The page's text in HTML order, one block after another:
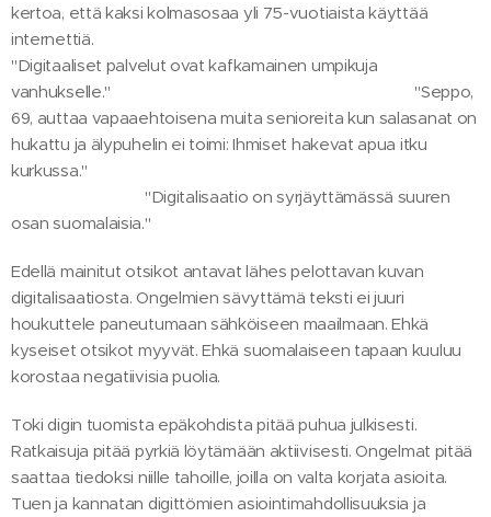
kertoa, että kaksi kolmasosaa yli 75-vuotiaista käyttää
internettiä.
"Digitaaliset palvelut ovat kafkamainen umpikuja
vanhukselle." "Seppo,
69, auttaa vapaaehtoisena muita senioreita kun salasanat on
hukattu ja älypuhelin ei toimi: Ihmiset hakevat apua itku
kurkussa."
"Digitalisaatio on syrjäyttämässä suuren
osan suomalaisia."
Edellä mainitut otsikot antavat lähes pelottavan kuvan
digitalisaatiosta. Ongelmien sävyttämä teksti ei juuri
houkuttele paneutumaan sähköiseen maailmaan. Ehkä
kyseiset otsikot myyvät. Ehkä suomalaiseen tapaan kuuluu
korostaa negatiivisia puolia.
Toki digin tuomista epäkohdista pitää puhua julkisesti.
Ratkaisuja pitää pyrkiä löytämään aktiivisesti. Ongelmat pitää
saattaa tiedoksi niille tahoille, joilla on valta korjata asioita.
Tuen ja kannatan digittömien asiointimahdollisuuksia ja